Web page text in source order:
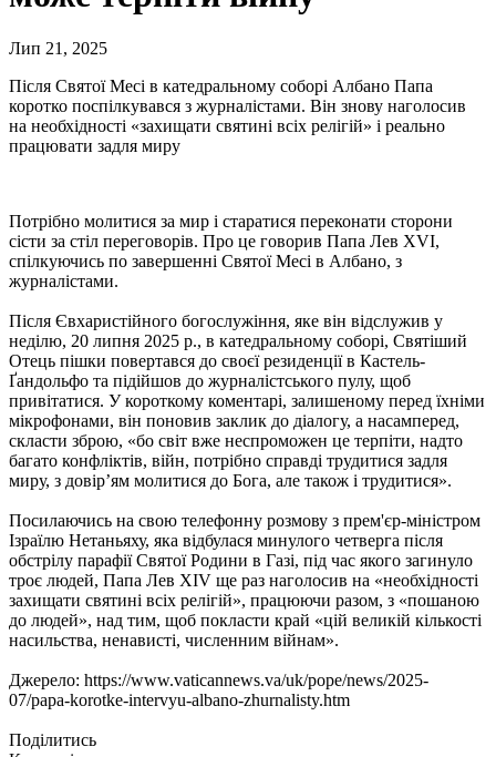
Лип 21, 2025
Після Святої Месі в катедральному соборі Албано Папа
коротко поспілкувався з журналістами. Він знову наголосив
на необхідності «захищати святині всіх релігій» і реально
працювати задля миру
Потрібно молитися за мир і старатися переконати сторони
сісти за стіл переговорів. Про це говорив Папа Лев XVI,
спілкуючись по завершенні Святої Месі в Албано, з
журналістами.
Після Євхаристійного богослужіння, яке він відслужив у
неділю, 20 липня 2025 р., в катедральному соборі, Святіший
Отець пішки повертався до своєї резиденції в Кастель-
Ґандольфо та підійшов до журналістського пулу, щоб
привітатися. У короткому коментарі, залишеному перед їхніми
мікрофонами, він поновив заклик до діалогу, а насамперед,
скласти зброю, «бо світ вже неспроможен це терпіти, надто
багато конфліктів, війн, потрібно справді трудитися задля
миру, з довір’ям молитися до Бога, але також і трудитися».
Посилаючись на свою телефонну розмову з прем'єр-міністром
Ізраїлю Нетаньяху, яка відбулася минулого четверга після
обстрілу парафії Святої Родини в Газі, під час якого загинуло
троє людей, Папа Лев XIV ще раз наголосив на «необхідності
захищати святині всіх релігій», працюючи разом, з «пошаною
до людей», над тим, щоб покласти край «цій великій кількості
насильства, ненависті, численним війнам».
Джерело: https://www.vaticannews.va/uk/pope/news/2025-
07/papa-korotke-intervyu-albano-zhurnalisty.htm
Поділитись